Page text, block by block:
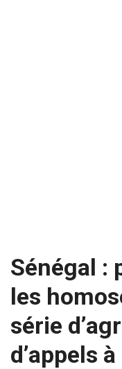
Sénégal :
les
série
d’appels